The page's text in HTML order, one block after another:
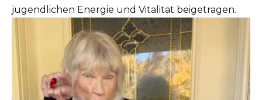
jugendlichen Energie und Vitalität beigetragen.